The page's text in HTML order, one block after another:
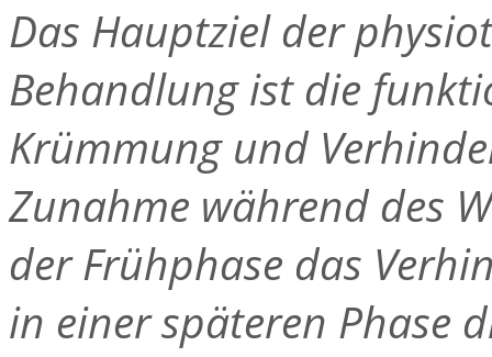
Das Hauptziel der
Behandlung ist die
Krümmung und
Zunahme während des
der Frühphase das
in einer späteren Phase